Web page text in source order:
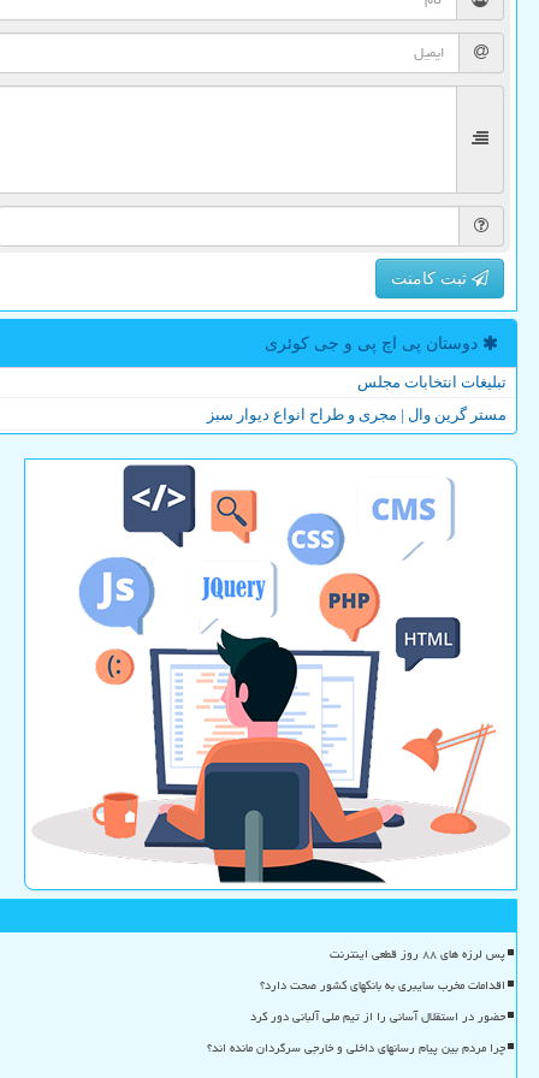
ثبت کامنت
دوستان پی اچ پی و جی كوئری
تبلیغات انتخابات مجلس
مستر گرین وال | مجری و طراح انواع دیوار سبز
پس لرزه های ۸۸ روز قطعی اینترنت
اقدامات مخرب سایبری به بانکهای کشور صحت دارد؟
حضور در استقلال آسانی را از تیم ملی آلبانی دور کرد
چرا مردم بین پیام رسانهای داخلی و خارجی سرگردان مانده اند؟